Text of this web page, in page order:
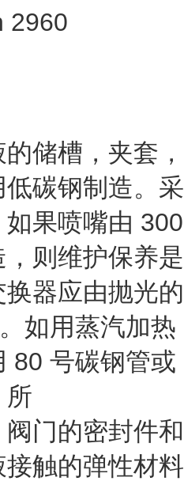
2960
储槽，夹套，
碳钢制造。采
果喷嘴由 300
则维护保养是
器应由抛光的
如用蒸汽加热
80 号碳钢管或
所
门的密封件和
触的弹性材料